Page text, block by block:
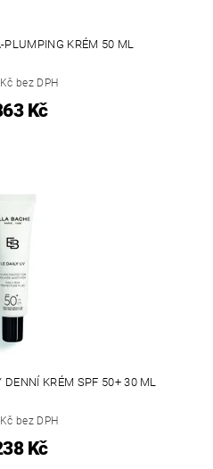
PLUMPING KRÉM 50 ML
bez DPH
Kč
DENNÍ KRÉM SPF 50+ 30 ML
bez DPH
Kč